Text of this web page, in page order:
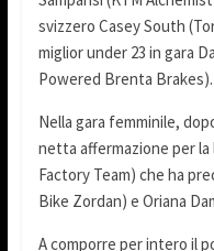
svizzero Casey South
miglior under 23 in gara
Powered Brenta Brakes).
Nella gara femminile,
netta affermazione per la
Factory Team) che ha
Bike Zordan) e Oriana
A comporre per intero il